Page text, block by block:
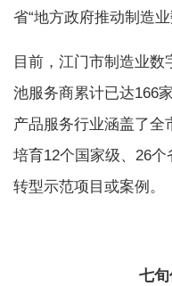
省“地方政府推动制造
目前，江门市制造业数
池服务商累计已达166
产品服务行业涵盖了全
培育12个国家级、26
转型示范项目或案例。
七